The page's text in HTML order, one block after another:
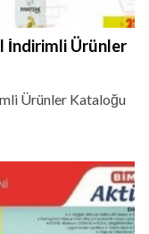
İndirimli Ürünler
Ürünler Kataloğu